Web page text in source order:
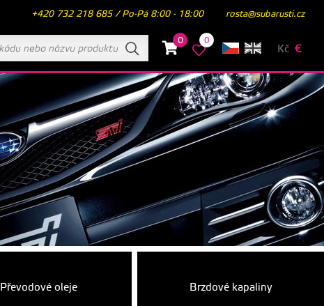
+420 732 218 685 / Po-Pá 8:00 - 18:00 rosta@subarusti.cz
0 0
Kč €
Převodové oleje Brzdové kapaliny